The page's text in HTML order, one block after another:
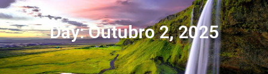
Day: Outubro 2, 2025